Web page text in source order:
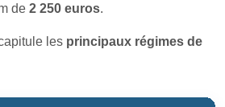
de 2 250 euros.
les principaux régimes de